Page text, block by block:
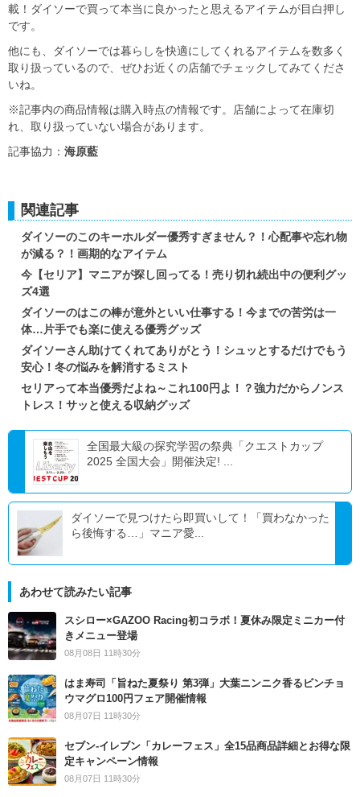
載！ダイソーで買って本当に良かったと思えるアイテムが目白押し
です。
他にも、ダイソーでは暮らしを快適にしてくれるアイテムを数多く
取り扱っているので、ぜひお近くの店舗でチェックしてみてくださ
いね。
※記事内の商品情報は購入時点の情報です。店舗によって在庫切
れ、取り扱っていない場合があります。
記事協力： 海原藍
関連記事
ダイソーのこのキーホルダー優秀すぎません？！心配事や忘れ物
が減る？！画期的なアイテム
今【セリア】マニアが探し回ってる！売り切れ続出中の便利グッ
ズ4選
ダイソーのはこの棒が意外といい仕事する！今までの苦労は一
体…片手でも楽に使える優秀グッズ
ダイソーさん助けてくれてありがとう！シュッとするだけでもう
安心！冬の悩みを解消するミスト
セリアって本当優秀だよね～これ100円よ！？強力だからノンス
トレス！サッと使える収納グッズ
全国最大級の探究学習の祭典「クエストカップ
2025 全国大会」開催決定! ...
ダイソーで見つけたら即買いして！「買わなかった
ら後悔する…」マニア愛...
あわせて読みたい記事
スシロー×GAZOO Racing初コラボ！夏休み限定ミニカー付
きメニュー登場
08月08日 11時30分
はま寿司「旨ねた夏祭り 第3弾」大葉ニンニク香るビンチョ
ウマグロ100円フェア開催情報
08月07日 11時30分
セブン‐イレブン「カレーフェス」全15品商品詳細とお得な限
定キャンペーン情報
08月07日 11時30分